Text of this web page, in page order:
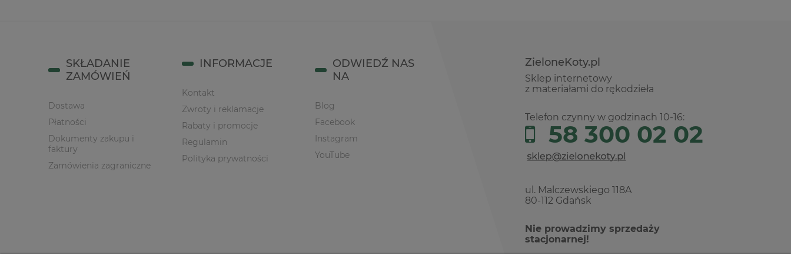
ZieloneKoty.pl
Sklep internetowy
z materiałami do rękodzieła
Telefon czynny w godzinach 10-16:
58 300 02 02
ul. Malczewskiego 118A
80-112 Gdańsk
Nie prowadzimy sprzedaży
stacjonarnej!
SKŁADANIE
ZAMÓWIEŃ
Dostawa
Płatności
Dokumenty zakupu i
faktury
Zamówienia zagraniczne
INFORMACJE
Kontakt
Zwroty i reklamacje
Rabaty i promocje
Regulamin
Polityka prywatności
ODWIEDŹ NAS
NA
Blog
Facebook
Instagram
YouTube